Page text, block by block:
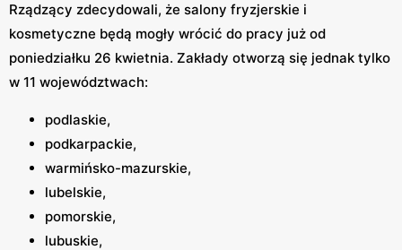
Rządzący zdecydowali, że salony fryzjerskie i
kosmetyczne będą mogły wrócić do pracy już od
poniedziałku 26 kwietnia. Zakłady otworzą się jednak tylko
w 11 województwach:
podlaskie,
podkarpackie,
warmińsko-mazurskie,
lubelskie,
pomorskie,
lubuskie,